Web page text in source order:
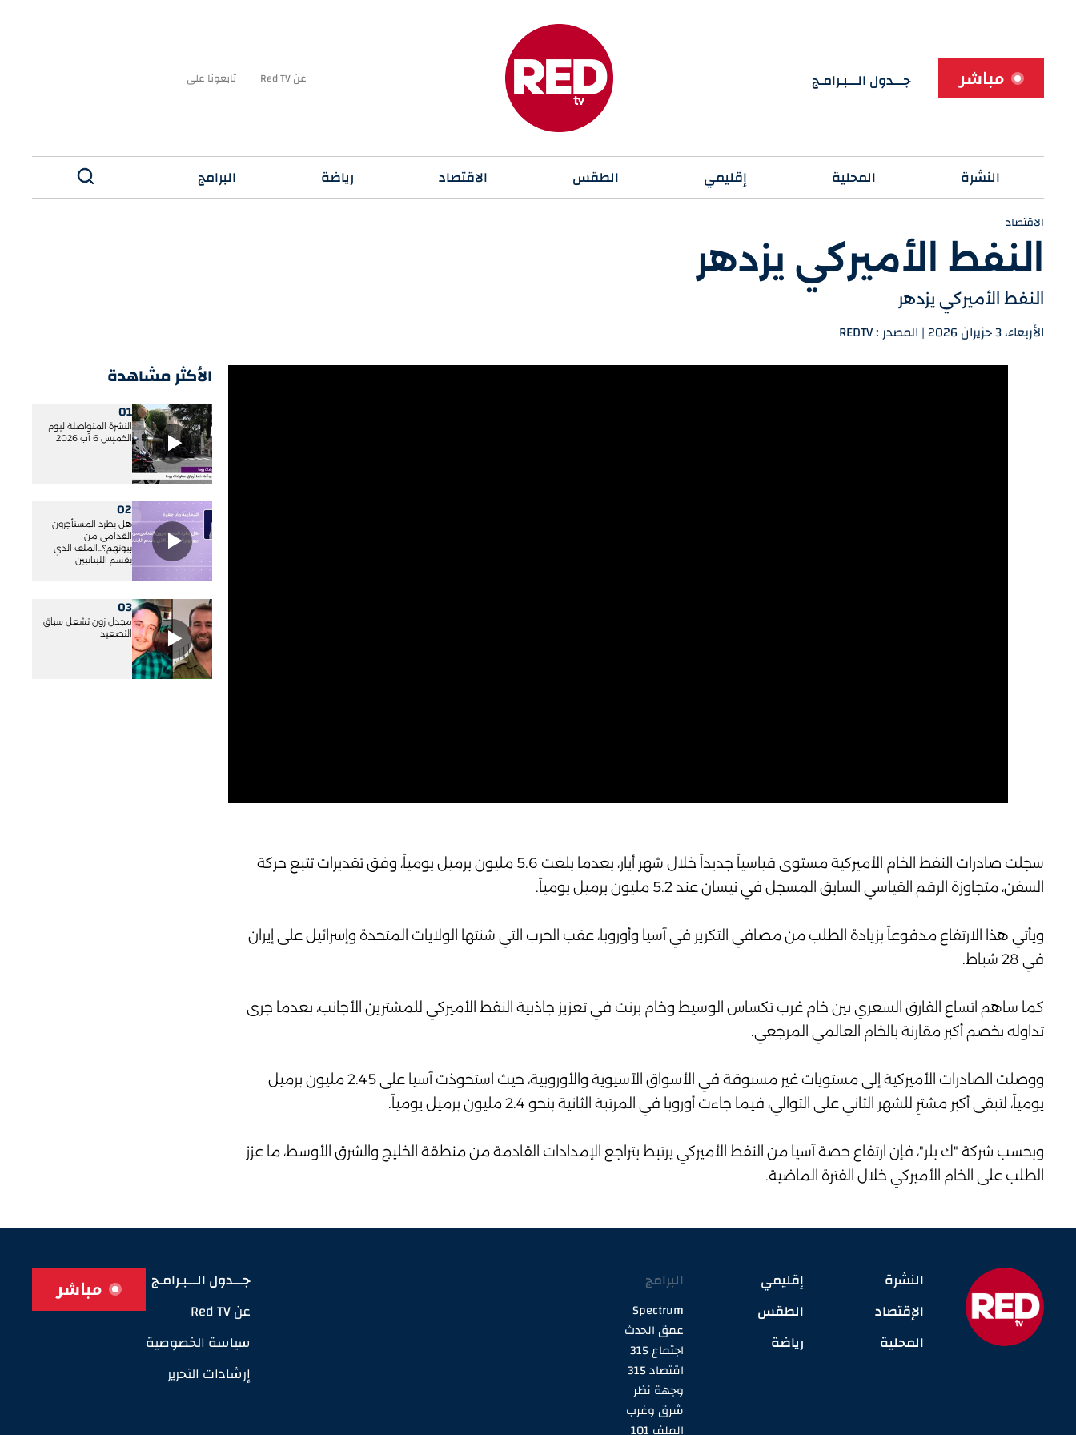
مباشر جـــدول الـــبـرامـج عن Red TV تابعونا على
النشرة المحلية إقليمي الطقس الاقتصاد رياضة البرامج
الاقتصاد
النفط الأميركي يزدهر
النفط الأميركي يزدهر
الأربعاء، 3 حزيران 2026 | المصدر : REDTV
الأكثر مشاهدة
01
النشرة المتواصلة ليوم
الخميس 6 آب 2026
02
هل يطرد المستأجرون
القدامى من
بيوتهم؟...الملف الذي
يقسم اللبنانيين
03
مجدل زون تشعل سباق
التصعيد
سجلت صادرات النفط الخام الأميركية مستوى قياسياً جديداً خلال شهر أيار، بعدما بلغت 5.6 مليون برميل يومياً، وفق تقديرات تتبع حركة
السفن، متجاوزة الرقم القياسي السابق المسجل في نيسان عند 5.2 مليون برميل يومياً.
ويأتي هذا الارتفاع مدفوعاً بزيادة الطلب من مصافي التكرير في آسيا وأوروبا، عقب الحرب التي شنتها الولايات المتحدة وإسرائيل على إيران
في 28 شباط.
كما ساهم اتساع الفارق السعري بين خام غرب تكساس الوسيط وخام برنت في تعزيز جاذبية النفط الأميركي للمشترين الأجانب، بعدما جرى
تداوله بخصم أكبر مقارنة بالخام العالمي المرجعي.
ووصلت الصادرات الأميركية إلى مستويات غير مسبوقة في الأسواق الآسيوية والأوروبية، حيث استحوذت آسيا على 2.45 مليون برميل
يومياً، لتبقى أكبر مشترٍ للشهر الثاني على التوالي، فيما جاءت أوروبا في المرتبة الثانية بنحو 2.4 مليون برميل يومياً.
وبحسب شركة "ك بلر"، فإن ارتفاع حصة آسيا من النفط الأميركي يرتبط بتراجع الإمدادات القادمة من منطقة الخليج والشرق الأوسط، ما عزز
الطلب على الخام الأميركي خلال الفترة الماضية.
النشرة
الإقتصاد
المحلية
إقليمي
الطقس
رياضة
البرامج
Spectrum
عمق الحدث
اجتماع 315
اقتصاد 315
وجهة نظر
شرق وغرب
جـــدول الـــبـرامـج
عن Red TV
سياسة الخصوصية
إرشادات التحرير
مباشر